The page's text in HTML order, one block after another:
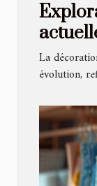
La
évolution,